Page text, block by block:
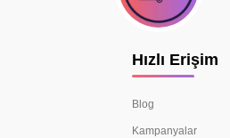
Hızlı Erişim
Blog
Kampanyalar